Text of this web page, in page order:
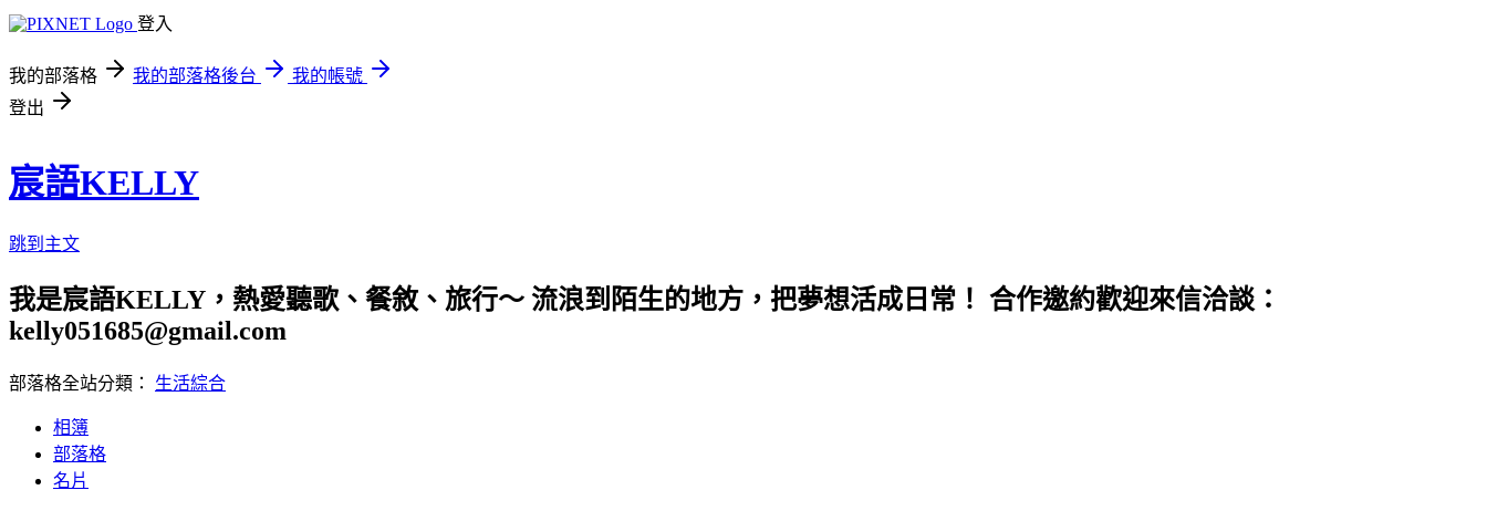
登入
我的部落格 我的部落格後台
我的帳號
登出
宸語KELLY
跳到主文
我是宸語KELLY，熱愛聽歌、餐敘、旅行～ 流浪到陌生的地方，把夢想活成日常！ 合作邀約歡迎來信洽談：
kelly051685@gmail.com
部落格全站分類： 生活綜合
相簿
部落格
名片